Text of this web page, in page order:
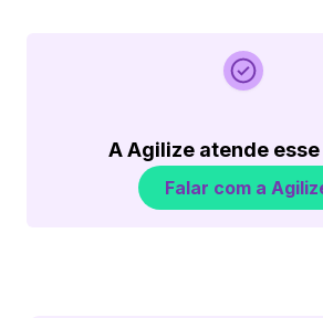
A Agilize atende esse
Falar com a